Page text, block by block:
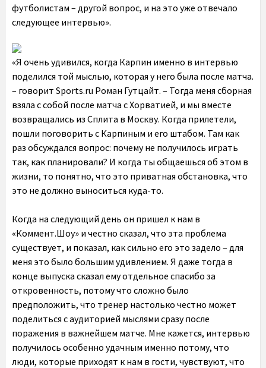
футболистам – другой вопрос, и на это уже отвечало
следующее интервью».
«Я очень удивился, когда Карпин именно в интервью
поделился той мыслью, которая у него была после матча.
– говорит Sports.ru Роман Гутцайт. – Тогда меня сборная
взяла с собой после матча с Хорватией, и мы вместе
возвращались из Сплита в Москву. Когда прилетели,
пошли поговорить с Карпиным и его штабом. Там как
раз обсуждался вопрос: почему не получилось играть
так, как планировали? И когда ты общаешься об этом в
жизни, то понятно, что это приватная обстановка, что
это не должно выноситься куда-то.
Когда на следующий день он пришел к нам в
«Коммент.Шоу» и честно сказал, что эта проблема
существует, и показал, как сильно его это задело – для
меня это было большим удивлением. Я даже тогда в
конце выпуска сказал ему отдельное спасибо за
откровенность, потому что сложно было
предположить, что тренер настолько честно может
поделиться с аудиторией мыслями сразу после
поражения в важнейшем матче. Мне кажется, интервью
получилось особенно удачным именно потому, что
люди, которые приходят к нам в гости, чувствуют, что